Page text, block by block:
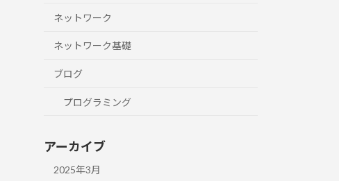
ネットワーク
ネットワーク基礎
ブログ
プログラミング
アーカイブ
2025年3月